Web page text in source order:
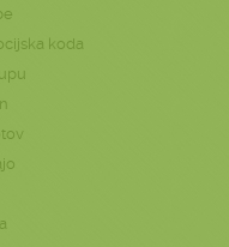
koda